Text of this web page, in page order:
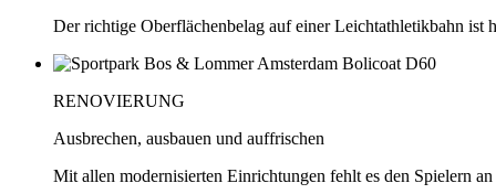
Der richtige Oberflächenbelag auf einer Leichtathletikbahn ist
RENOVIERUNG
Ausbrechen, ausbauen und auffrischen
Mit allen modernisierten Einrichtungen fehlt es den Spielern